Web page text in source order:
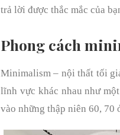
trả lời được thắc mắc của
Phong cách
Minimalism – nội thất tối
lĩnh vực khác nhau như
vào những thập niên 60, 70